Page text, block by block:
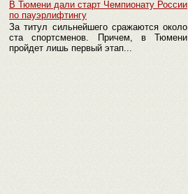
В Тюмени дали старт Чемпионату России
по пауэрлифтингу
За титул сильнейшего сражаются около
ста спортсменов. Причем, в Тюмени
пройдет лишь первый этап...